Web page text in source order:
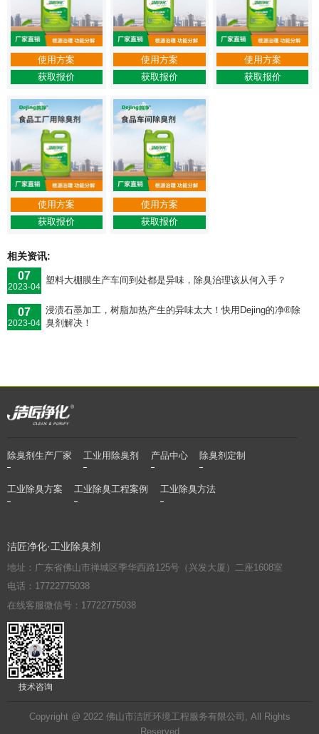
使用方案
获取报价
使用方案
获取报价
使用方案
获取报价
使用方案
获取报价
使用方案
获取报价
相关资讯:
07
2023-04
塑料大棚膜生产车间到处都是异味，除臭治理该从何入手？
07
2023-04
浸渍石墨加工，树脂加热产生的异味太大！快用Dejing的净®除
臭剂解决！
除臭剂生产厂家 工业用除臭剂 产品中心 除臭剂定制
工业除臭方案 工业除臭工程案例 工业除臭方法
洁匠净化·工业除臭剂
地址：广东省佛山市禅城区季华西路125号（兴发大厦）二座1608室
电话：17722775038
在线客服微信号：17722775038
技术咨询
Copyright @ 2022 佛山市洁匠环境工程服务有限公司, All Rights